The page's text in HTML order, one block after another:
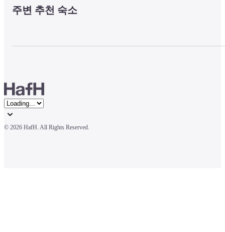
주변 추천 숙소
© 2026 HafH. All Rights Reserved.